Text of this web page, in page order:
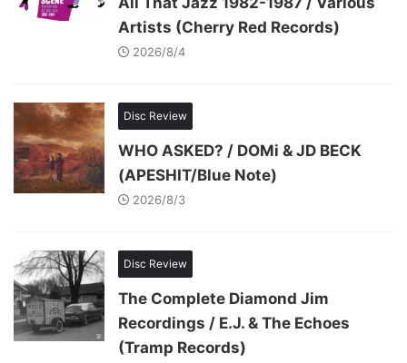
Artists (Cherry Red Records)
2026/8/4
Disc Review
WHO ASKED? / DOMi & JD BECK
(APESHIT/Blue Note)
2026/8/3
Disc Review
The Complete Diamond Jim
Recordings / E.J. & The Echoes
(Tramp Records)